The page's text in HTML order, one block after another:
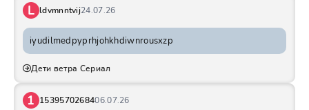
L ldvmnntvij24.07.26
iyudilmedpyprhjohkhdiwnrousxzp
Дети ветра Сериал
1 1539570268406.07.26